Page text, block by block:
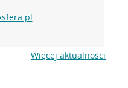
Więcej aktualności